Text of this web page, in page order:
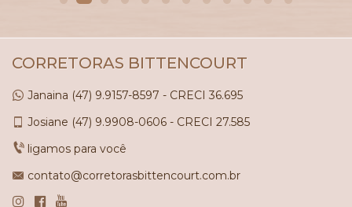
CORRETORAS BITTENCOURT
Janaina (47) 9.9157-8597 - CRECI 36.695
Josiane (47) 9.9908-0606 - CRECI 27.585
ligamos para você
contato@corretorasbittencourt.com.br